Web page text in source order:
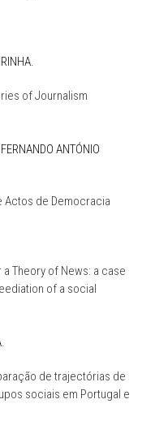
of Journalism
ANTÓNIO
Actos de Democracia
a Theory of News: a case
of a social
de trajectórias de
sociais em Portugal e